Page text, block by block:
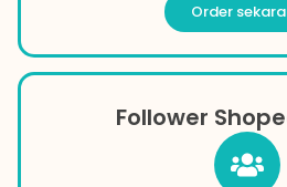
Order
Follower